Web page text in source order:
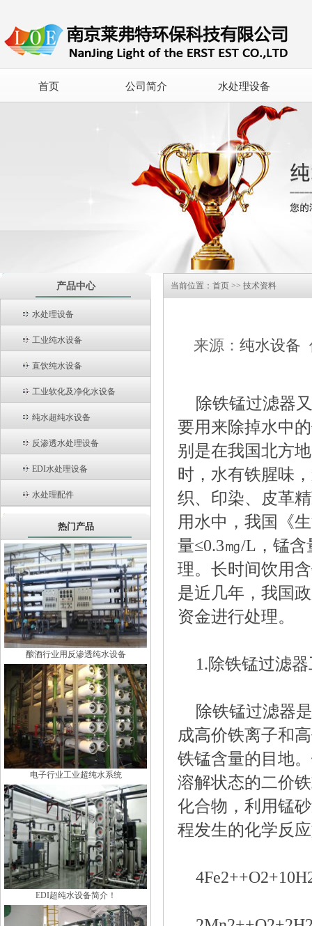
首页 公司简介 水处理设备
产品中心
水处理设备
工业纯水设备
直饮纯水设备
工业软化及净化水设备
纯水超纯水设备
反渗透水处理设备
EDI水处理设备
水处理配件
热门产品
酿酒行业用反渗透纯水设备
电子行业工业超纯水系统
EDI超纯水设备简介！
当前位置： 首页 >> 技术资料
来源： 纯水设备
除铁锰过滤器
要用来除掉水中
别是在我国北方
时，水有铁腥味
织、印染、皮革
用水中，我国《
量≤0.3㎎/L，锰
理。长时间饮用
是近几年，我国
资金进行处理。
1.除铁锰过滤
除铁锰过滤器
成高价铁离子和
铁锰含量的目地
溶解状态的二价
化合物，利用锰
程发生的化学反